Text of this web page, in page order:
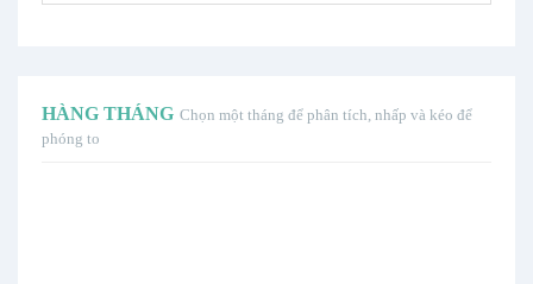
HÀNG THÁNG Chọn một tháng để phân tích, nhấp và kéo để
phóng to